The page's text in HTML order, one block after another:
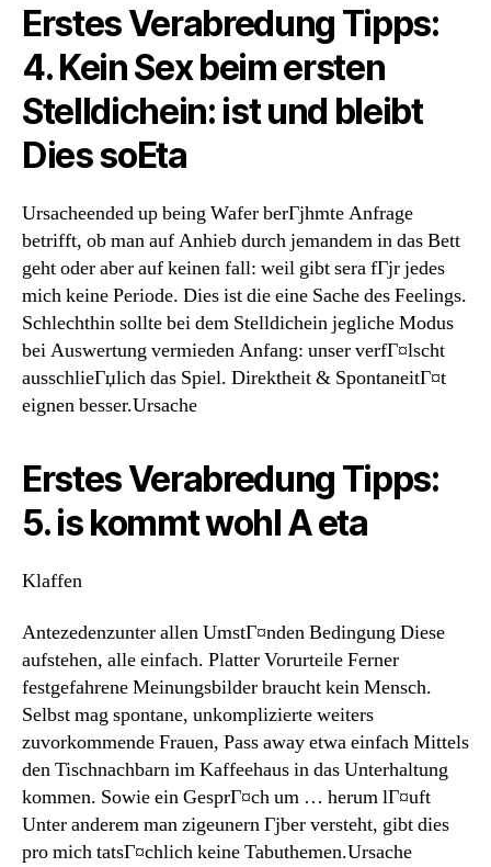
Erstes Verabredung Tipps:
4. Kein Sex beim ersten
Stelldichein: ist und bleibt
Dies soEta
Ursacheended up being Wafer berГјhmte Anfrage
betrifft, ob man auf Anhieb durch jemandem in das Bett
geht oder aber auf keinen fall: weil gibt sera fГјr jedes
mich keine Periode. Dies ist die eine Sache des Feelings.
Schlechthin sollte bei dem Stelldichein jegliche Modus
bei Auswertung vermieden Anfang: unser verfГ¤lscht
ausschlieГџlich das Spiel. Direktheit & SpontaneitГ¤t
eignen besser.Ursache
Erstes Verabredung Tipps:
5. is kommt wohl A eta
Klaffen
Antezedenzunter allen UmstГ¤nden Bedingung Diese
aufstehen, alle einfach. Platter Vorurteile Ferner
festgefahrene Meinungsbilder braucht kein Mensch.
Selbst mag spontane, unkomplizierte weiters
zuvorkommende Frauen, Pass away etwa einfach Mittels
den Tischnachbarn im Kaffeehaus in das Unterhaltung
kommen. Sowie ein GesprГ¤ch um … herum lГ¤uft
Unter anderem man zigeunern Гјber versteht, gibt dies
pro mich tatsГ¤chlich keine Tabuthemen.Ursache